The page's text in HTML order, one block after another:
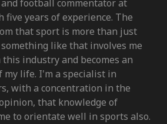
football commentator at
five years of experience. The
that sport is more than just
like that involves me
industry and becomes an
life. I'm a specialist in
with a concentration in the
that knowledge of
to orientate well in sports also.